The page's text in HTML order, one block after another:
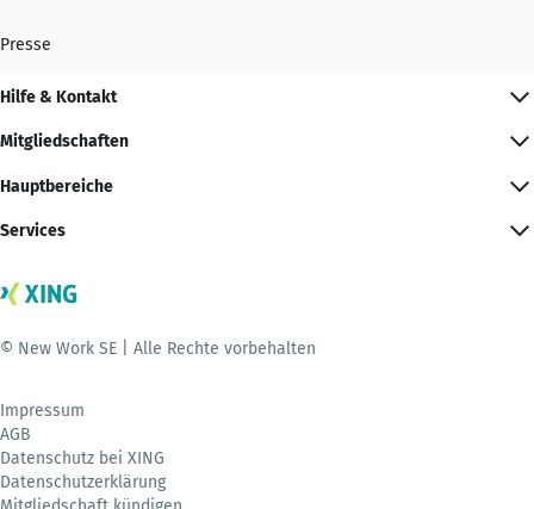
Presse
Hilfe & Kontakt
Mitgliedschaften
Hauptbereiche
Services
© New Work SE | Alle Rechte vorbehalten
Impressum
AGB
Datenschutz bei XING
Datenschutzerklärung